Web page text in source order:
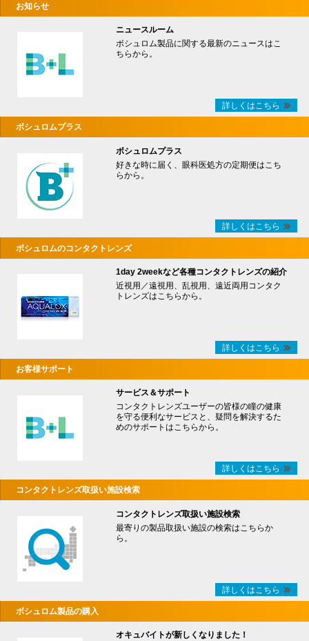
お知らせ
ニュースルーム
ボシュロム製品に関する最新のニュースはこ
ちらから。
詳しくはこちら
ボシュロムプラス
ボシュロムプラス
好きな時に届く、眼科医処方の定期便はこち
らから。
詳しくはこちら
ボシュロムのコンタクトレンズ
1day 2weekなど各種コンタクトレンズの紹介
近視用／遠視用、乱視用、遠近両用コンタク
トレンズはこちらから。
詳しくはこちら
お客様サポート
サービス＆サポート
コンタクトレンズユーザーの皆様の瞳の健康
を守る便利なサービスと、疑問を解決するた
めのサポートはこちらから。
詳しくはこちら
コンタクトレンズ取扱い施設検索
コンタクトレンズ取扱い施設検索
最寄りの製品取扱い施設の検索はこちらか
ら。
詳しくはこちら
ボシュロム製品の購入
オキュバイトが新しくなりました！